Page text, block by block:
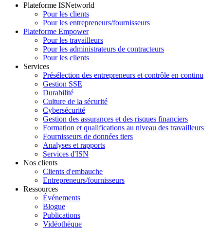
Plateforme ISNetworld
Pour les clients
Pour les entrepreneurs/fournisseurs
Plateforme Empower
Pour les travailleurs
Pour les administrateurs de contracteurs
Pour les clients
Services
Présélection des entrepreneurs et contrôle en continu
Gestion SSE
Durabilité
Culture de la sécurité
Cybersécurité
Gestion des assurances et des risques financiers
Formation et qualifications au niveau des travailleurs
Fournisseurs de données tiers
Analyses et rapports
Services d'ISN
Nos clients
Clients d'embauche
Entrepreneurs/fournisseurs
Ressources
Événements
Blogue
Publications
Vidéothèque